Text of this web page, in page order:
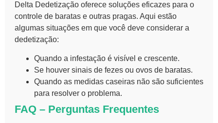
Delta Dedetização oferece soluções eficazes para o
controle de baratas e outras pragas. Aqui estão
algumas situações em que você deve considerar a
dedetização:
Quando a infestação é visível e crescente.
Se houver sinais de fezes ou ovos de baratas.
Quando as medidas caseiras não são suficientes
para resolver o problema.
FAQ – Perguntas Frequentes